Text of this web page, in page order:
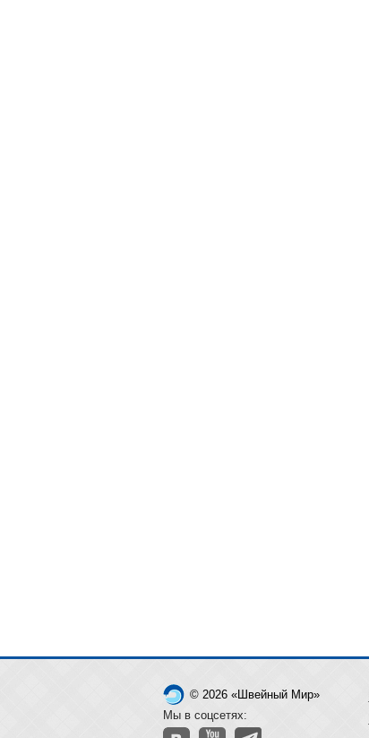
© 2026 «Швейный Мир»
Мы в соцсетях: